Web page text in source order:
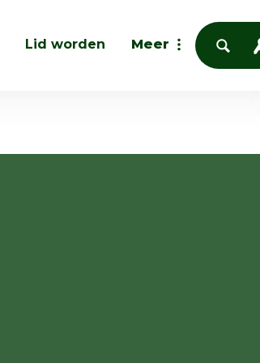
Lid worden Meer